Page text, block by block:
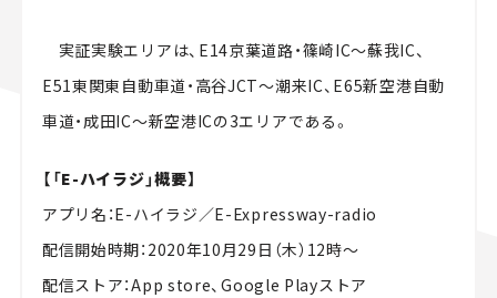
実証実験エリアは、 E14京葉道路・篠崎IC～蘇我IC、
E51東関東自動車道・高谷JCT～潮来IC、 E65新空港自動
車道・成田IC～新空港ICの3エリアである。
【「E-ハイラジ」概要】
アプリ名：E-ハイラジ／E-Expressway-radio
配信開始時期： 2020年10月29 日（木） 12時～
配信ストア：App store、Google Playストア